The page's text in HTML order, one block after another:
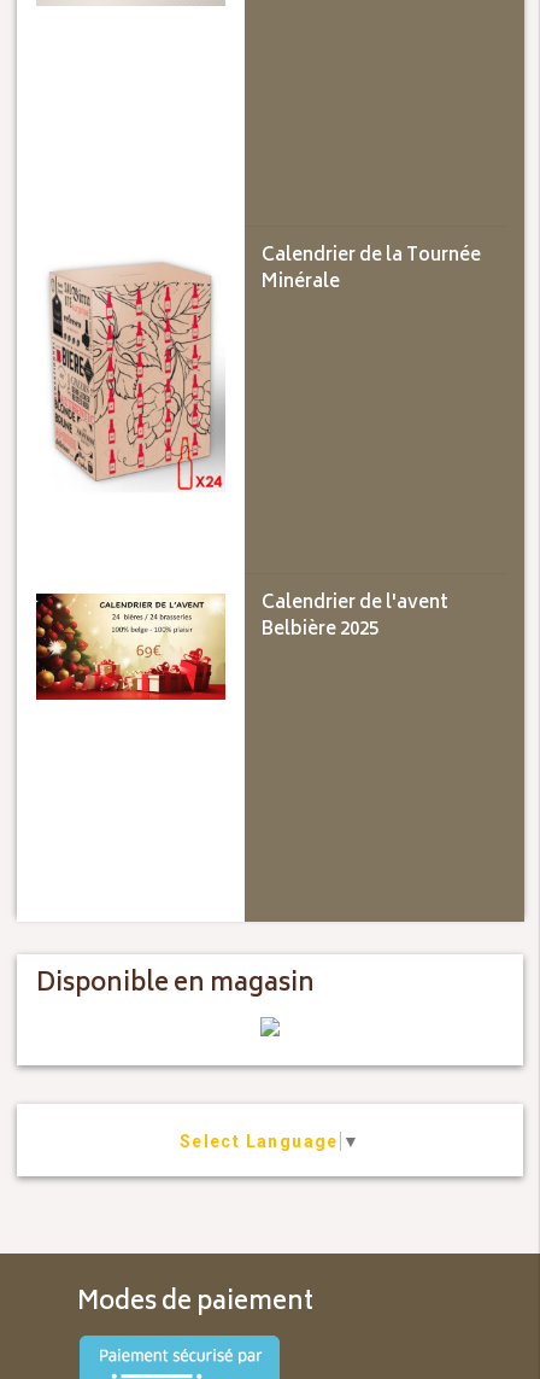
Calendrier de la Tournée
Minérale
Calendrier de l'avent
Belbière 2025
Disponible en magasin
Select Language ▼
Modes de paiement